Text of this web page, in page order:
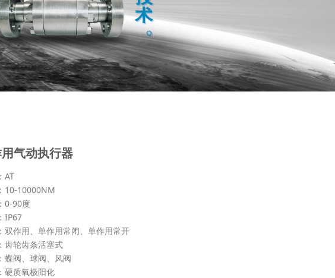
气动执行器
AT
10-10000NM
0-90度
IP67
双作用、单作用常闭、单作用常开
齿轮齿条活塞式
蝶阀、球阀、风阀
硬质氧极阳化